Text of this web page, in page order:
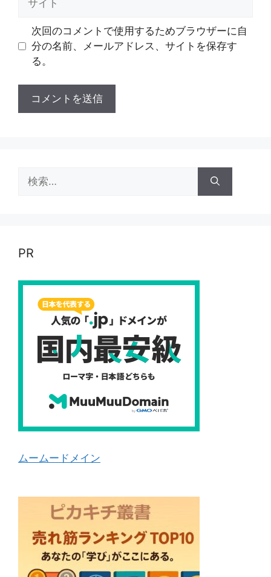
次回のコメントで使用するためブラウザーに自
分の名前、メールアドレス、サイトを保存す
る。
索:
PR
ムームードメイン